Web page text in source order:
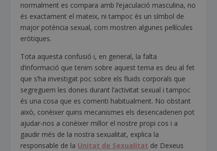
normalment es compara amb l’ejaculació masculina, no
és exactament el mateix, ni tampoc és un símbol de
major potència sexual, com mostren algunes pel·lícules
eròtiques.
Tota aquesta confusió i, en general, la falta
d’informació que tenim sobre aquest tema es deu al fet
que s’ha investigat poc sobre els fluids corporals que
segreguem les dones durant l’activitat sexual i tampoc
és una cosa que es comenti habitualment. No obstant
això, conèixer quins mecanismes els desencadenen pot
ajudar-nos a conèixer millor el nostre propi cos i a
gaudir més de la nostra sexualitat, explica la
responsable de la Unitat de Sexualitat de Dexeus